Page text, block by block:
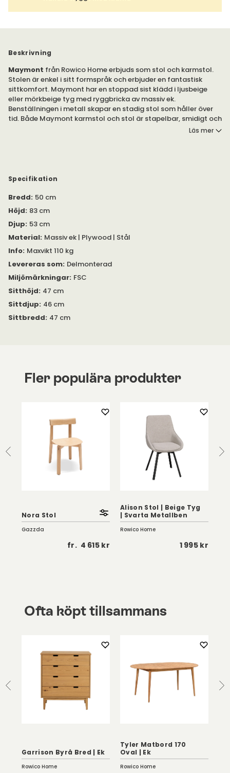
Beskrivning
Maymont från Rowico Home erbjuds som stol och karmstol.
Stolen är enkel i sitt formspråk och erbjuder en fantastisk
sittkomfort. Maymont har en stoppad sist klädd i ljusbeige
eller mörkbeige tyg med ryggbricka av massiv ek.
Benställningen i metall skapar en stadig stol som håller över
tid. Både Maymont karmstol och stol är stapelbar, smidigt och
som tar hänsyn till människan och miljön.
Stolen säljs i 2-pack.
Mått från golv till ovankant armstöd för karmstol 65 cm.
Läs mer
Specifikation
Bredd: 50 cm
Höjd: 83 cm
Djup: 53 cm
Material: Massiv ek | Plywood | Stål
Info: Maxvikt 110 kg
Levereras som: Delmonterad
Miljömärkningar: FSC
Sitthöjd: 47 cm
Sittdjup: 46 cm
Sittbredd: 47 cm
Fler populära produkter
Nora Stol
Gazzda
fr. 4 615 kr
Alison Stol | Beige Tyg
| Svarta Metallben
Rowico Home
1 995 kr
Ofta köpt tillsammans
Garrison Byrå Bred | Ek
Rowico Home
Tyler Matbord 170
Oval | Ek
Rowico Home